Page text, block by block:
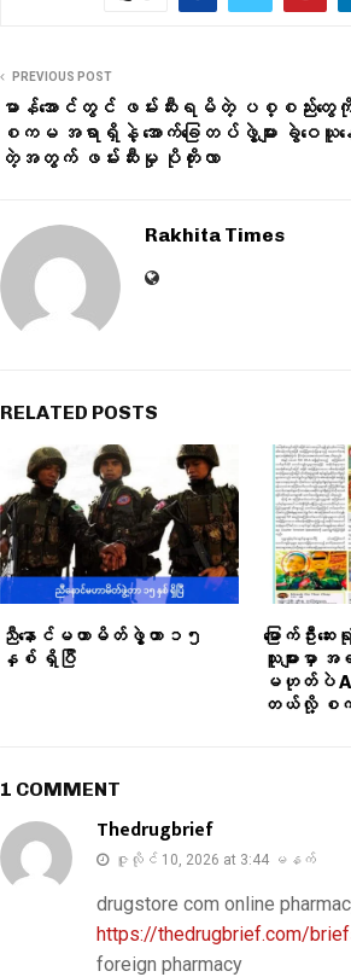
PREVIOUS POST
မာန်အောင်တွင် ဖမ်းဆီးရမိတဲ့ ပစ္စည်းတွေ
စကမ အရာရှိနဲ့ အောက်ခြေတပ်ဖွဲ့များ ခွဲဝေယူန
တဲ့အတွက် ဖမ်းဆီးမှု ပိုတိုးလာ
Rakhita Times
RELATED POSTS
ညီနောင်မဟာမိတ်ဖွဲ့တာ ၁၅
နှစ် ရှိပြီ
မြောက်ဦး
သူများမှာ
မဟုတ်ပဲ AA
တယ်လို့ စက
1 COMMENT
Thedrugbrief
ဇူလိုင် 10, 2026 at 3:44 မနက်
drugstore com online
https://thedrugbrief.com/
foreign pharmacy